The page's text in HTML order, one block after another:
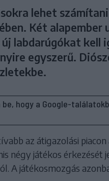
lehet
Két
labdarúgókat kell
egyszerű.
hogy a Google-
az átigazolási
négy játékos érkezését
A játékosmozgás